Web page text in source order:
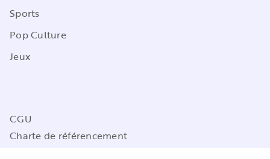
Sports
Pop Culture
Jeux
CGU
Charte de référencement